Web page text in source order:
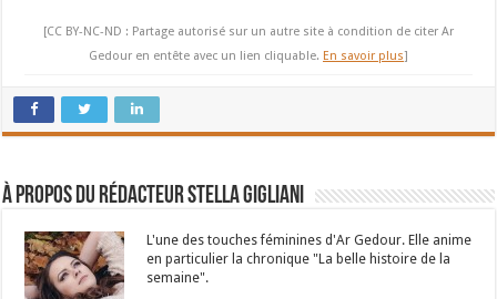
[CC BY-NC-ND : Partage autorisé sur un autre site à condition de citer Ar
Gedour en entête avec un lien cliquable. En savoir plus]
À propos du rédacteur Stella Gigliani
L'une des touches féminines d'Ar Gedour. Elle anime
en particulier la chronique "La belle histoire de la
semaine".